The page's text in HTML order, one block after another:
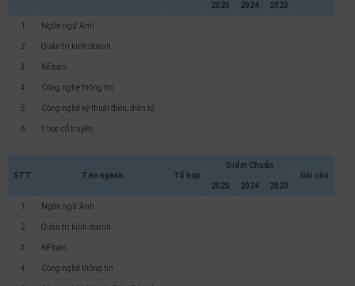
2025
2024 2023
1 Ngôn ngữ Anh
2 Quản trị kinh doanh
3 Kế toán
4 Công nghệ thông tin
5 Công nghệ kỹ thuật điện, điện tử
6 Y học cổ truyền
STT Tên ngành Tổ hợp
Điểm Chuẩn
Ghi chú
2025
2024 2023
1 Ngôn ngữ Anh
2 Quản trị kinh doanh
3 Kế toán
4 Công nghệ thông tin